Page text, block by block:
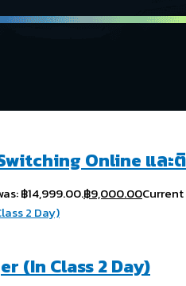
Online และ
฿14,999.00.฿9,000.00
(In Class 2 Day)